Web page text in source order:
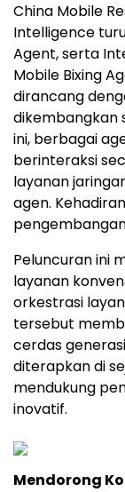
China Mobile
Intelligence
Agent, serta
Mobile Bixing
dirancang
dikembangkan
ini, berbagai
berinteraksi
layanan
agen.
Peluncuran ini
layanan
orkestrasi
tersebut
cerdas
diterapkan di
mendukung
inovatif.
Mendorong